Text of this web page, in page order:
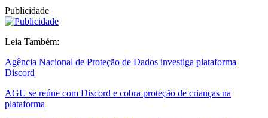
Publicidade
Leia Também:
Agência Nacional de Proteção de Dados investiga plataforma
Discord
AGU se reúne com Discord e cobra proteção de crianças na
plataforma